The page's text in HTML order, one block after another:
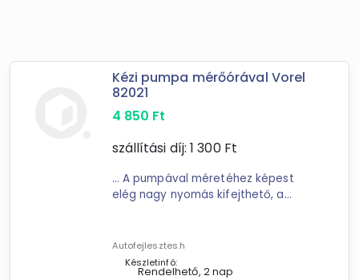
Kézi pumpa mérőórával Vorel
82021
4 850 Ft
szállítási díj: 1 300Ft
... A pumpával méretéhez képest
elég nagy nyomás kifejthető, a
nagyobb erővel szerintem 7 bárig
lehe pumpálni ...
Autofejlesztes.h
Készletinfó:
Rendelhető, 2 nap